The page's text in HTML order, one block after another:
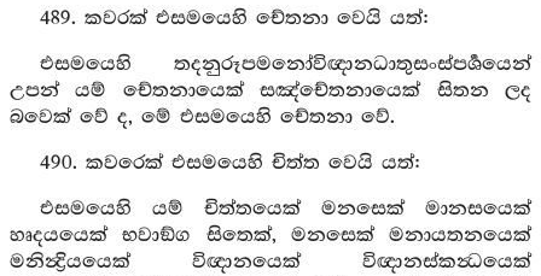
489. කවරක් එසමයෙහි චේතනා වෙයි යත්:
එසමයෙහි තදනුරූපමනෝවිඥානධාතුසංස්පර්‍ශයෙන්
උපන් යම් චේතනායෙක් සඤ්චේතනායෙක් සිතන ලද
බවෙක් වේ ද, මේ එසමයෙහි චේතනා වේ.
490. කවරෙක් එසමයෙහි චිත්ත වෙයි යත්:
එසමයෙහි යම් චිත්තයෙක් මනසෙක් මානසයෙක්
හෘදයයෙක් භවාඞ්ග සිතෙක්, මනසෙක් මනායතනයෙක්
මනින්‍ද්‍රියයෙක් විඥානයෙක් විඥානස්කන්‍ධයෙක්